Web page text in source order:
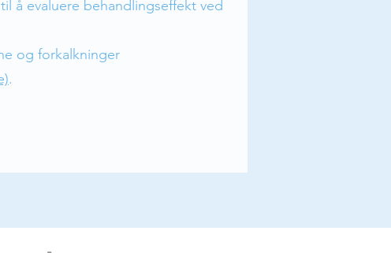
å evaluere behandlingseffekt ved
og forkalkninger
.